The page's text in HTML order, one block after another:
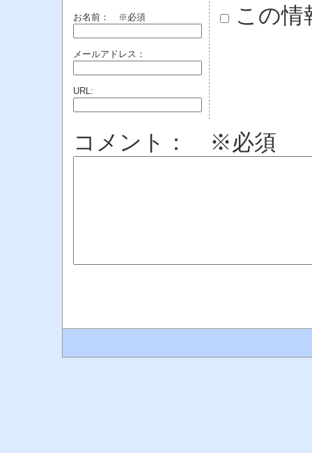
お名前： ※必須
メールアドレス：
URL:
この情
コメント： ※必須